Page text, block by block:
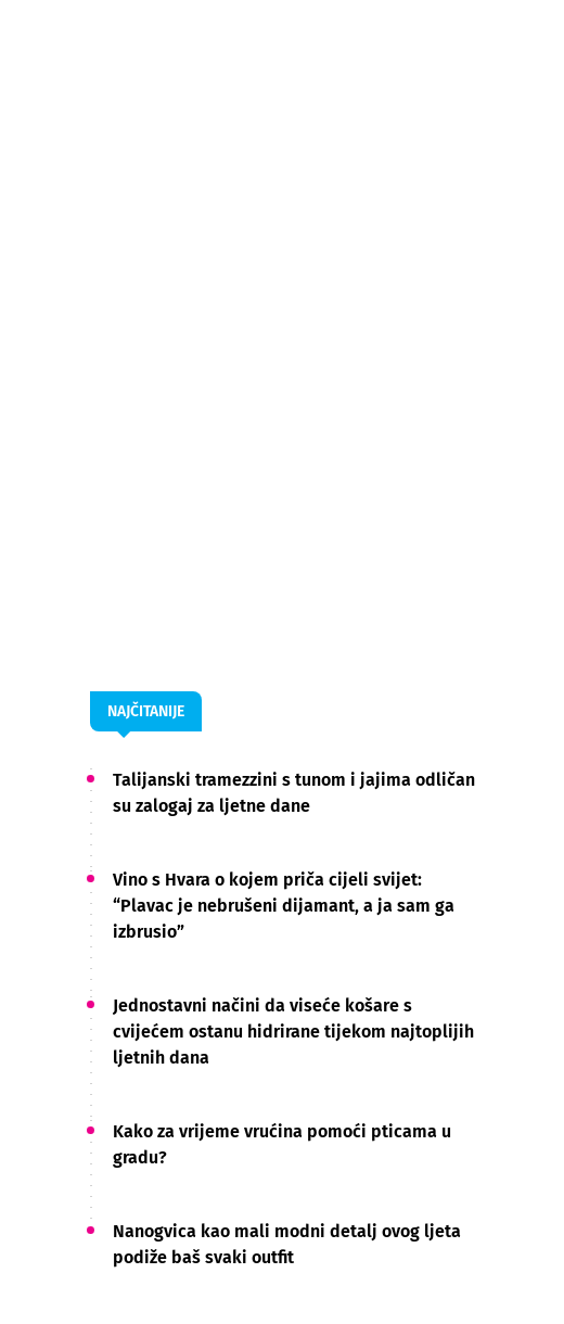
NAJČITANIJE
Talijanski tramezzini s tunom i jajima odličan
su zalogaj za ljetne dane
Vino s Hvara o kojem priča cijeli svijet:
“Plavac je nebrušeni dijamant, a ja sam ga
izbrusio”
Jednostavni načini da viseće košare s
cvijećem ostanu hidrirane tijekom najtoplijih
ljetnih dana
Kako za vrijeme vrućina pomoći pticama u
gradu?
Nanogvica kao mali modni detalj ovog ljeta
podiže baš svaki outfit